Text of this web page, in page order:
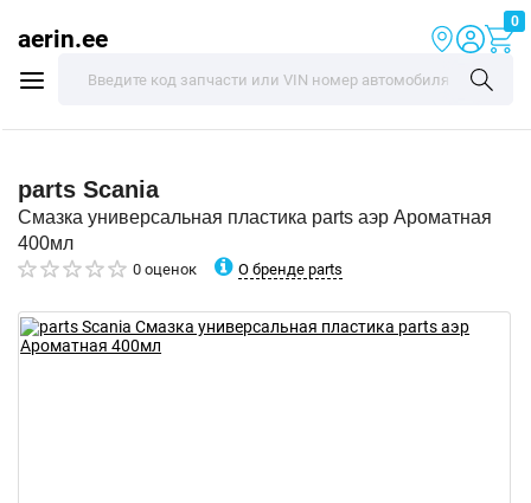
aerin.ee
0
parts Scania
Смазка универсальная пластика parts аэр Ароматная
400мл
0 оценок О бренде parts